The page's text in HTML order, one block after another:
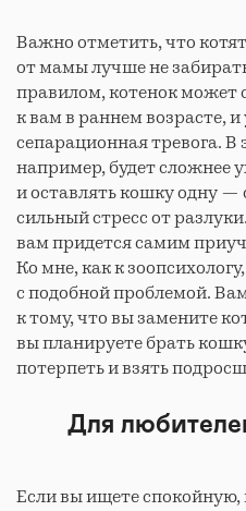
Важно отметить, что
от мамы лучше не
правилом, котенок может
к вам в раннем возрасте,
сепарационная тревога. В
например, будет сложнее
и оставлять кошку одну —
сильный стресс от
вам придется самим
Ко мне, как к
с подобной проблемой.
к тому, что вы замените
вы планируете брать
потерпеть и взять
Для
Если вы ищете